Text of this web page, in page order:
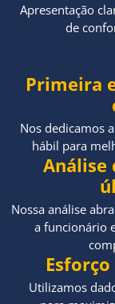
Apresentação
de
Primeira
Nos dedicamos
hábil para
Análise
Nossa análise
a funcionário
Utilizamos